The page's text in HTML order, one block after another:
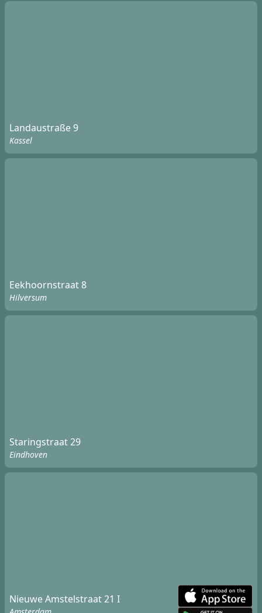
Landaustraße 9
Kassel
Eekhoornstraat 8
Hilversum
Staringstraat 29
Eindhoven
Nieuwe Amstelstraat 21 I